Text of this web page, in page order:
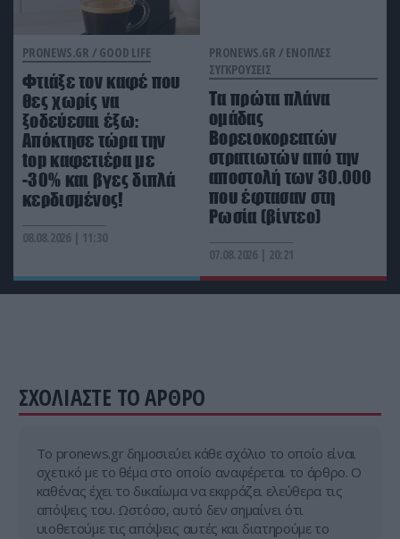
Το μυστήριο της Σαντορίνης – Ο 15χρονος που
μπορεί να ανατρέψει ολόκληρη την ιστορία
AUTO - MOTO 18:12
Ηλεκτρικά αυτοκίνητα: Τόση βενζίνη «κρύβεται»
πίσω από τις κιλοβατώρες που καταναλώνουν
PRONEWS.GR / GOOD LIFE
Φτιάξε τον καφέ που
θες χωρίς να
ξοδεύεσαι έξω:
Απόκτησε τώρα την
top καφετιέρα με
-30% και βγες διπλά
κερδισμένος!
08.08.2026 | 11:30
PRONEWS.GR / ΕΝΟΠΛΕΣ
ΣΥΓΚΡΟΥΣΕΙΣ
Τα πρώτα πλάνα
ομάδας
Βορειοκορεατών
στρατιωτών από την
αποστολή των 30.000
που έφτασαν στη
Ρωσία (βίντεο)
07.08.2026 | 20:21
ΣΧΟΛΙΑΣΤΕ ΤΟ ΑΡΘΡΟ
Tο pronews.gr δημοσιεύει κάθε σχόλιο το οποίο είναι
σχετικό με το θέμα στο οποίο αναφέρεται το άρθρο. Ο
καθένας έχει το δικαίωμα να εκφράζει ελεύθερα τις
απόψεις του. Ωστόσο, αυτό δεν σημαίνει ότι
υιοθετούμε τις απόψεις αυτές και διατηρούμε το